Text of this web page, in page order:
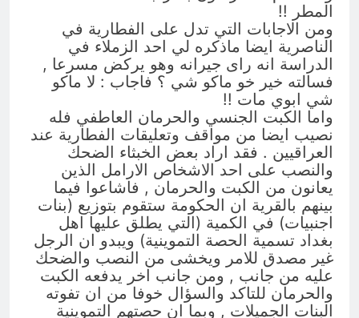
المطر !!
ومن الاجابات التي تدل على الفطارية في
الناصرية ايضا ماذكره لي احد الزملاء في
الدراسة انه راى جيرانه وهو يركض مسرعا ,
فسالته خير خو ماكو شي ؟ فاجاب : لا ماكو
شي ابوي مات !!
واما الكبت الجنسي والحرمان العاطفي فله
نصيب ايضا من مواقف وتعليقات الفطارية عند
العراقيين . فقد اراد بعض الخبثاء الضحك
والنصب على احد الاشخاص الارامل الذين
يعانون من الكبت والحرمان , فاشاعوا فيما
بينهم بالقرية ان الحكومة ستقوم بتوزيع (بنات
اجنبيات) في الكمية (التي يطلق عليها اهل
بغداد تسمية الحصة التموينية) ويبدو ان الرجل
غير مصدق للامر ويخشى من النصب والضحك
عليه من جانب , ومن جانب اخر يدفعه الكبت
والحرمان للتاكد والسؤال خوفا من ان تفوته
البنات الجميلات , وبما ان حصتهم التموينية